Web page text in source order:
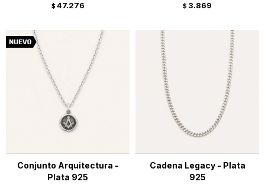
$ 47.276 $ 3.869
Conjunto Arquitectura -
Plata 925
Cadena Legacy - Plata
925